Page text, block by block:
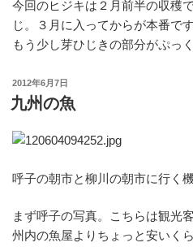
今回のヒジキは２月前半の収穫
じ。３月に入ってからが本番です
もう少し芽ひじきの部分がぷっ
投
稿
日:
2012年6月7日
九州の魚
呼子の朝市と柳川の朝市に行く
まず呼子の写真。こちらは観光
州内の魚屋よりちょっと安いくら